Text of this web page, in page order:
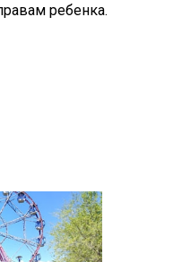
ребенка.